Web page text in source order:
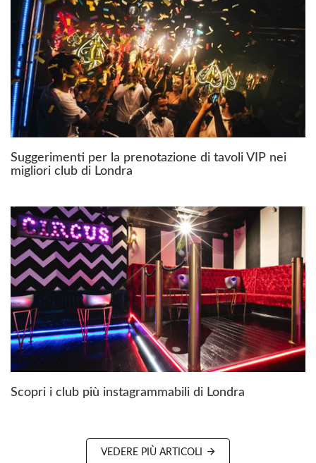
Suggerimenti per la prenotazione di tavoli VIP nei
migliori club di Londra
Scopri i club più instagrammabili di Londra
VEDERE PIÙ ARTICOLI